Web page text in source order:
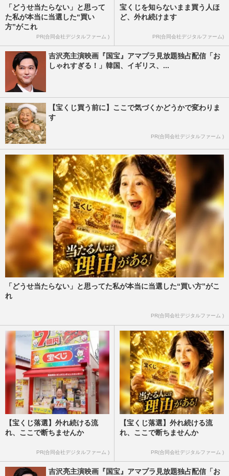
「どうせ当たらない」と思って
た私が本当に当選した“買い
方”がこれ
PR(合同会社デジタルファーム )
宝くじを知らないまま買う人ほ
ど、外れ続けます
PR(合同会社デジタルファーム)
吉沢亮主演映画『国宝』アマプラ見放題独占配信「お
しゃれすぎる！」韓国、イギリス、...
【宝くじ買う前に】ここで気づくかどうかで変わりま
す
PR(合同会社デジタルファーム )
「どうせ当たらない」と思ってた私が本当に当選した“買い方”がこ
れ
PR(合同会社デジタルファーム )
【宝くじ落選】外れ続ける流
れ、ここで断ちませんか
PR(合同会社デジタルファーム )
【宝くじ落選】外れ続ける流
れ、ここで断ちませんか
PR(合同会社デジタルファーム )
吉沢亮主演映画『国宝』アマプラ見放題独占配信「お